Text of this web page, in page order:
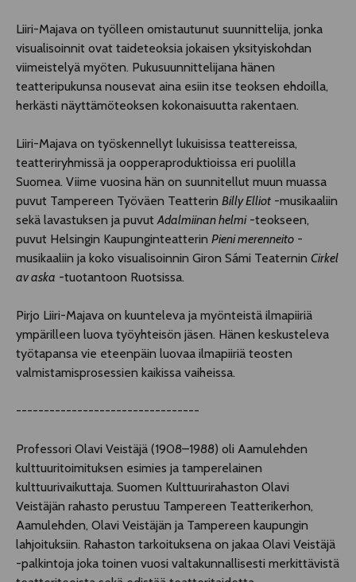
Liiri-Majava on työlleen omistautunut suunnittelija, jonka
visualisoinnit ovat taideteoksia jokaisen yksityiskohdan
viimeistelyä myöten. Pukusuunnittelijana hänen
teatteripukunsa nousevat aina esiin itse teoksen ehdoilla,
herkästi näyttämöteoksen kokonaisuutta rakentaen.
Liiri-Majava on työskennellyt lukuisissa teattereissa,
teatteriryhmissä ja oopperaproduktioissa eri puolilla
Suomea. Viime vuosina hän on suunnitellut muun muassa
puvut Tampereen Työväen Teatterin Billy Elliot -musikaaliin
sekä lavastuksen ja puvutAdalmiinan helmi-teokseen,
puvut Helsingin Kaupunginteatterin Pieni merenneito -
musikaaliin ja koko visualisoinnin Giron Sámi Teaternin Cirkel
av aska -tuotantoon Ruotsissa.
Pirjo Liiri-Majava on kuunteleva ja myönteistä ilmapiiriä
ympärilleen luova työyhteisön jäsen. Hänen keskusteleva
työtapansa vie eteenpäin luovaa ilmapiiriä teosten
valmistamisprosessien kaikissa vaiheissa.
---------------------------------
Professori Olavi Veistäjä (1908–1988) oli Aamulehden
kulttuuritoimituksen esimies ja tamperelainen
kulttuurivaikuttaja. Suomen Kulttuurirahaston Olavi
Veistäjän rahasto perustuu Tampereen Teatterikerhon,
Aamulehden, Olavi Veistäjän ja Tampereen kaupungin
lahjoituksiin. Rahaston tarkoituksena on jakaa Olavi Veistäjä
-palkintoja joka toinen vuosi valtakunnallisesti merkittävistä